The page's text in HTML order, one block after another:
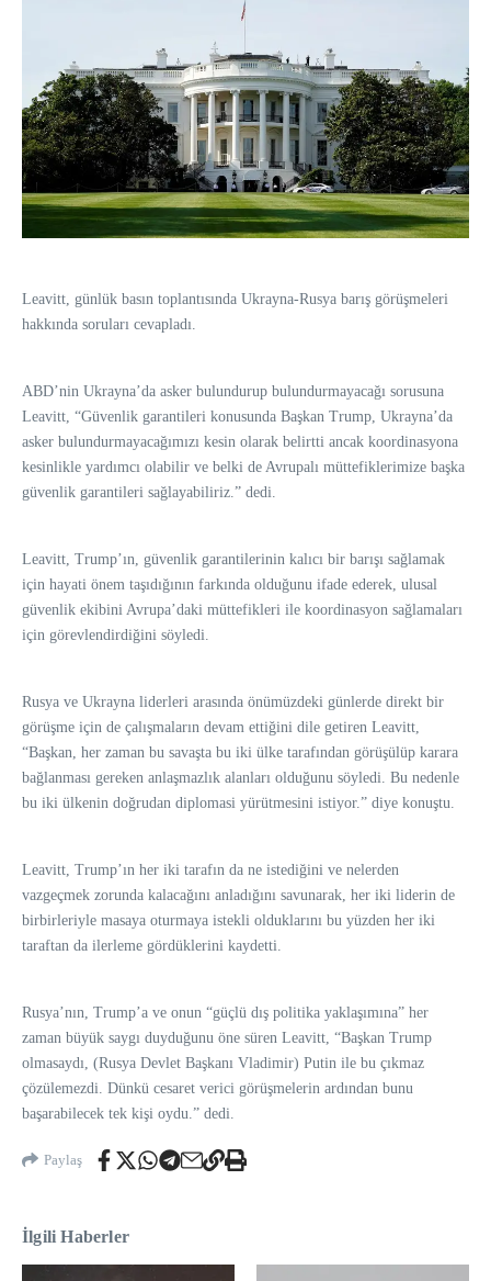
Leavitt, günlük basın toplantısında Ukrayna-Rusya barış görüşmeleri
hakkında soruları cevapladı.
ABD’nin Ukrayna’da asker bulundurup bulundurmayacağı sorusuna
Leavitt, “Güvenlik garantileri konusunda Başkan Trump, Ukrayna’da
asker bulundurmayacağımızı kesin olarak belirtti ancak koordinasyona
kesinlikle yardımcı olabilir ve belki de Avrupalı müttefiklerimize başka
güvenlik garantileri sağlayabiliriz.” dedi.
Leavitt, Trump’ın, güvenlik garantilerinin kalıcı bir barışı sağlamak
için hayati önem taşıdığının farkında olduğunu ifade ederek, ulusal
güvenlik ekibini Avrupa’daki müttefikleri ile koordinasyon sağlamaları
için görevlendirdiğini söyledi.
Rusya ve Ukrayna liderleri arasında önümüzdeki günlerde direkt bir
görüşme için de çalışmaların devam ettiğini dile getiren Leavitt,
“Başkan, her zaman bu savaşta bu iki ülke tarafından görüşülüp karara
bağlanması gereken anlaşmazlık alanları olduğunu söyledi. Bu nedenle
bu iki ülkenin doğrudan diplomasi yürütmesini istiyor.” diye konuştu.
Leavitt, Trump’ın her iki tarafın da ne istediğini ve nelerden
vazgeçmek zorunda kalacağını anladığını savunarak, her iki liderin de
birbirleriyle masaya oturmaya istekli olduklarını bu yüzden her iki
taraftan da ilerleme gördüklerini kaydetti.
Rusya’nın, Trump’a ve onun “güçlü dış politika yaklaşımına” her
zaman büyük saygı duyduğunu öne süren Leavitt, “Başkan Trump
olmasaydı, (Rusya Devlet Başkanı Vladimir) Putin ile bu çıkmaz
çözülemezdi. Dünkü cesaret verici görüşmelerin ardından bunu
başarabilecek tek kişi oydu.” dedi.
Paylaş
İlgili Haberler